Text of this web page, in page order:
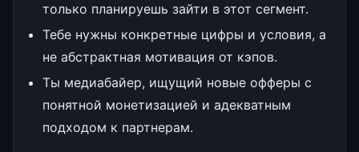
только планируешь зайти в этот сегмент.
Тебе нужны конкретные цифры и условия, а
не абстрактная мотивация от кэпов.
Ты медиабайер, ищущий новые офферы с
понятной монетизацией и адекватным
подходом к партнерам.